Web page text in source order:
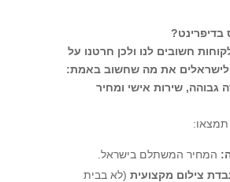
חשובים לנו ולכן חרטנו על
לישראלים את מה שחשוב באמת:
גבוהה, שירות אישי ומחיר
תמצאו:
המחיר המשתלם בישראל.
צילום מקצועית(לא בבית